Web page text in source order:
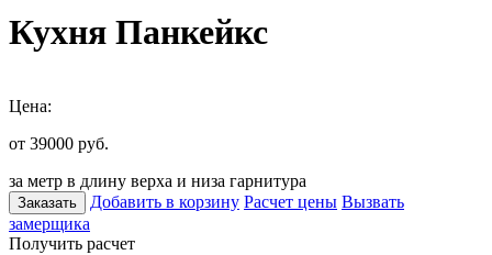
Кухня Панкейкс
Цена:
от 39000 руб.
за метр в длину верха и низа гарнитура
Заказать Добавить в корзину Расчет цены Вызвать
замерщика
Получить расчет